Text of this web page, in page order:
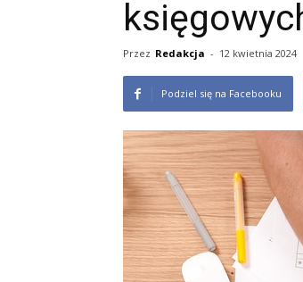
Przez Redakcja - 12 kwietnia 2024
Podziel się na Facebooku